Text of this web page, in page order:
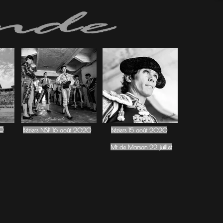
Béziers 15 août 2020
Béziers NSP 16 août 2020
Mt de Marsan 22 juillet